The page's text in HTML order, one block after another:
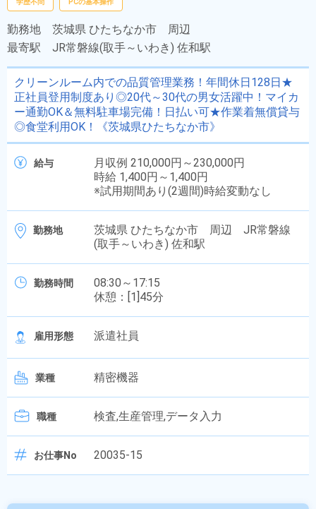
学歴不問 PCの基本操作
勤務地 茨城県 ひたちなか市 周辺
最寄駅 JR常磐線(取手～いわき) 佐和駅
クリーンルーム内での品質管理業務！年間休日128日★
正社員登用制度あり◎20代～30代の男女活躍中！マイカ
ー通勤OK＆無料駐車場完備！日払い可★作業着無償貸与
◎食堂利用OK！《茨城県ひたちなか市》
給与
月収例 210,000円～230,000円
時給 1,400円～1,400円
※試用期間あり(2週間)時給変動なし
勤務地
茨城県 ひたちなか市 周辺 JR常磐線
(取手～いわき) 佐和駅
勤務時間
08:30～17:15
休憩：[1]45分
雇用形態 派遣社員
業種 精密機器
職種 検査,生産管理,データ入力
お仕事No 20035-15